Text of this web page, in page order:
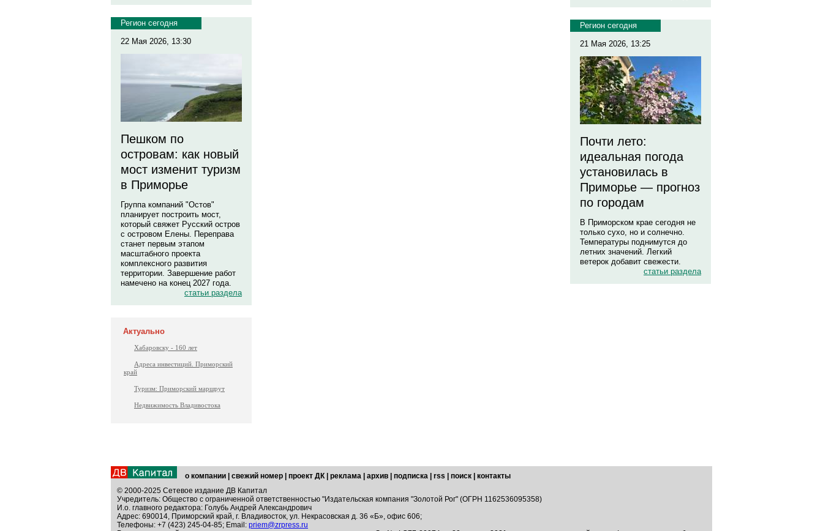
Регион сегодня
22 Мая 2026, 13:30
Пешком по
островам: как новый
мост изменит туризм
в Приморье
Группа компаний "Остов"
планирует построить мост,
который свяжет Русский остров
с островом Елены. Переправа
станет первым этапом
масштабного проекта
комплексного развития
территории. Завершение работ
намечено на конец 2027 года.
статьи раздела
Актуально
Хабаровску - 160 лет
Адреса инвестиций. Приморский
край
Туризм: Приморский маршрут
Недвижимость Владивостока
Регион сегодня
21 Мая 2026, 13:25
Почти лето:
идеальная погода
установилась в
Приморье — прогноз
по городам
В Приморском крае сегодня не
только сухо, но и солнечно.
Температуры поднимутся до
летних значений. Легкий
ветерок добавит свежести.
статьи раздела
о компании свежий номер проект ДК реклама архив подписка rss поиск
контакты
© 2000-2025 Сетевое издание ДВ Капитал
Учредитель: Общество с ограниченной ответственностью "Издательская компания "Золотой Рог" (ОГРН 1162536095358)
И.о. главного редактора: Голубь Андрей Александрович
Адрес: 690014, Приморский край, г. Владивосток, ул. Некрасовская д. 36 «Б», офис 606;
Телефоны: +7 (423) 245-04-85; Email: priem@zrpress.ru